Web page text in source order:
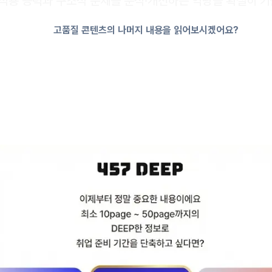
고품질 콘텐츠의 나머지 내용을 읽어보시겠어요?